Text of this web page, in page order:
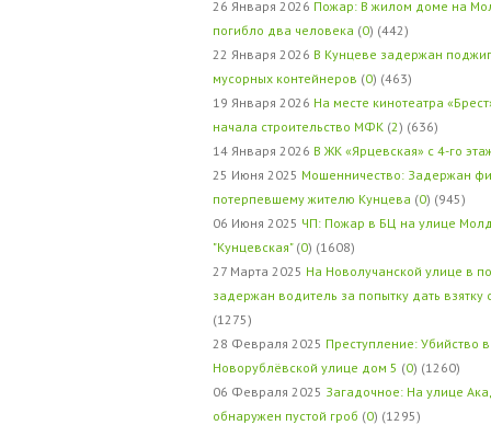
26 Января 2026 Пожар: В жилом доме на
погибло два человека (0) (442)
22 Января 2026 В Кунцеве задержан
мусорных контейнеров (0) (463)
19 Января 2026 На месте кинотеатра
начала строительство МФК (2) (636)
14 Января 2026 В ЖК «Ярцевская» с 4-го
25 Июня 2025 Мошенничество: Задержан
потерпевшему жителю Кунцева (0) (945)
06 Июня 2025 ЧП: Пожар в БЦ на улице
"Кунцевская" (0) (1608)
27 Марта 2025 На Новолучанской улице в
задержан водитель за попытку дать
(1275)
28 Февраля 2025 Преступление: Убийство
Новорублёвской улице дом 5 (0) (1260)
06 Февраля 2025 Загадочное: На улице
обнаружен пустой гроб (0) (1295)